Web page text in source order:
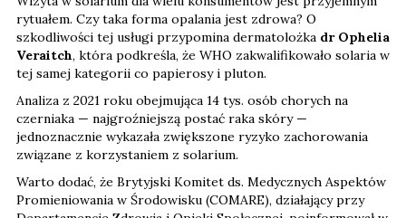
rytuałem. Czy taka forma opalania jest zdrowa? O
szkodliwości tej usługi przypomina dermatolożka dr Ophelia
Veraitch, która podkreśla, że WHO zakwalifikowało solaria w
tej samej kategorii co papierosy i pluton.
Analiza z 2021 roku obejmująca 14 tys. osób chorych na
czerniaka — najgroźniejszą postać raka skóry —
jednoznacznie wykazała zwiększone ryzyko zachorowania
związane z korzystaniem z solarium.
Warto dodać, że Brytyjski Komitet ds. Medycznych Aspektów
Promieniowania w Środowisku (COMARE), działający przy